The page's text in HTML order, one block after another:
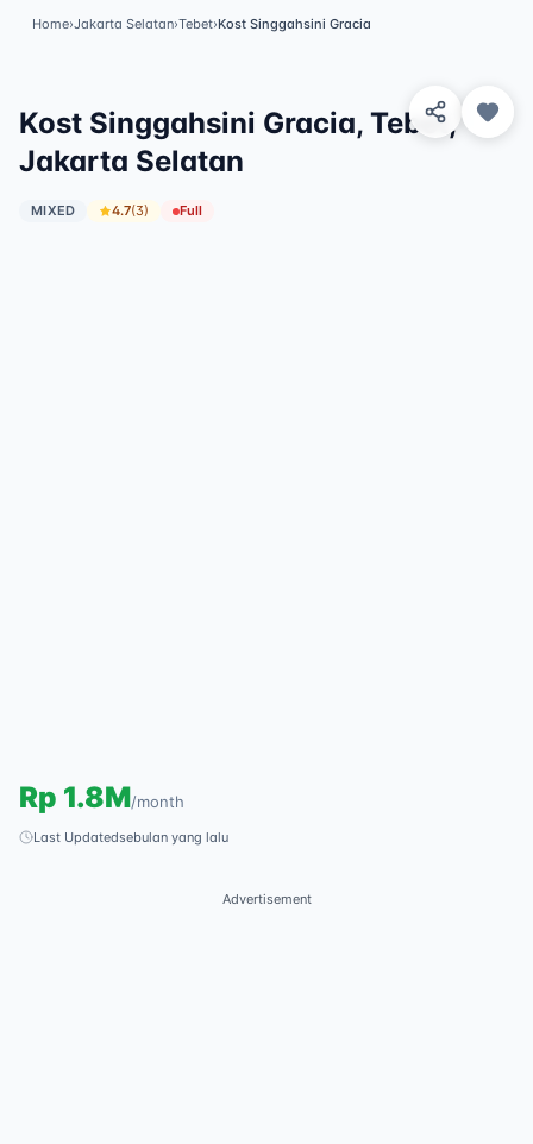
Home›Jakarta Selatan›Tebet›Kost Singgahsini Gracia
Kost Singgahsini Gracia, Tebet,
Jakarta Selatan
MIXED 4.7(3) Full
Rp 1.8M/month
Last Updatedsebulan yang lalu
Advertisement